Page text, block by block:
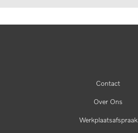
Contact
Over Ons
Werkplaatsafspraak